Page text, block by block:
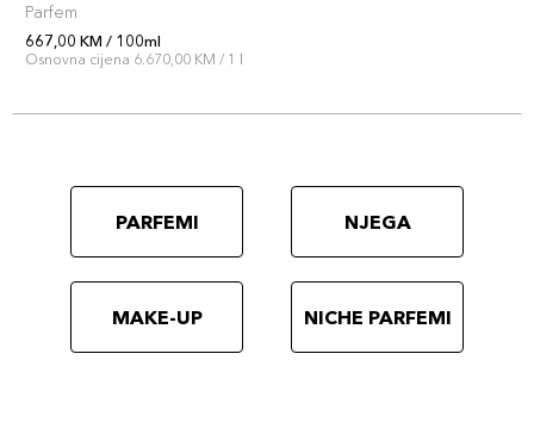
Parfem
667,00 KM / 100ml
Osnovna cijena 6.670,00 KM / 1 l
PARFEMI NJEGA
MAKE-UP NICHE PARFEMI